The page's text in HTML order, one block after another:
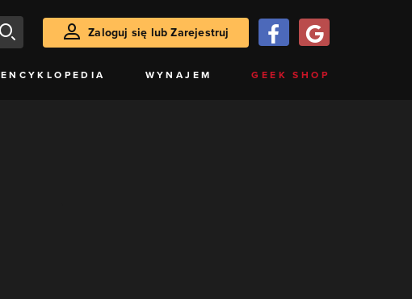
Zaloguj się lub Zarejestruj
ENCYKLOPEDIA WYNAJEM GEEK SHOP